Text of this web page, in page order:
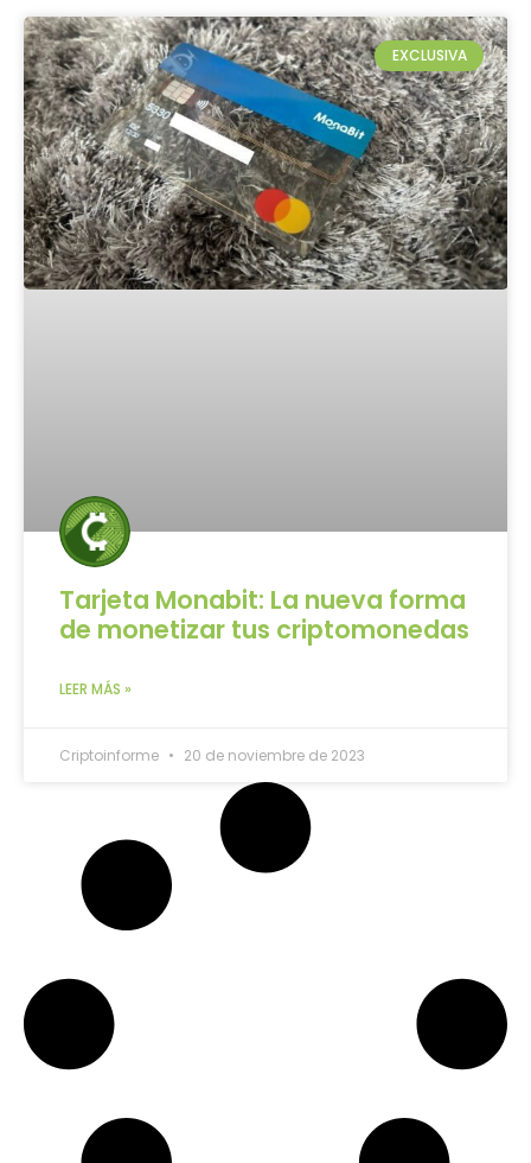
EXCLUSIVA
Tarjeta Monabit: La nueva forma
de monetizar tus criptomonedas
LEER MÁS »
Criptoinforme 20 de noviembre de 2023